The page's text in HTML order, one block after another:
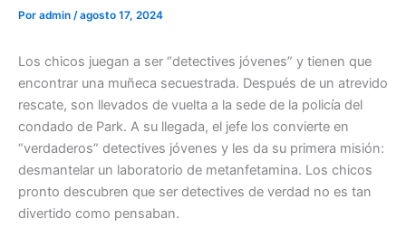
Por admin /agosto 17, 2024
Los chicos juegan a ser “detectives jóvenes” y tienen que
encontrar una muñeca secuestrada. Después de un atrevido
rescate, son llevados de vuelta a la sede de la policía del
condado de Park. A su llegada, el jefe los convierte en
“verdaderos” detectives jóvenes y les da su primera misión:
desmantelar un laboratorio de metanfetamina. Los chicos
pronto descubren que ser detectives de verdad no es tan
divertido como pensaban.